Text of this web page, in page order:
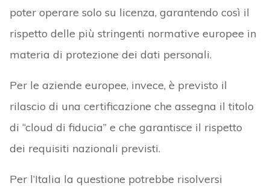
poter operare solo su licenza, garantendo così il
rispetto delle più stringenti normative europee in
materia di protezione dei dati personali.
Per le aziende europee, invece, è previsto il
rilascio di una certificazione che assegna il titolo
di “cloud di fiducia” e che garantisce il rispetto
dei requisiti nazionali previsti.
Per l’Italia la questione potrebbe risolversi